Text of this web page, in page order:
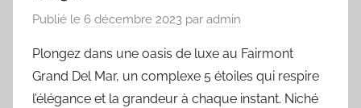
Publié le 6 décembre 2023 par admin
Plongez dans une oasis de luxe au Fairmont
Grand Del Mar, un complexe 5 étoiles qui respire
l’élégance et la grandeur à chaque instant. Niché